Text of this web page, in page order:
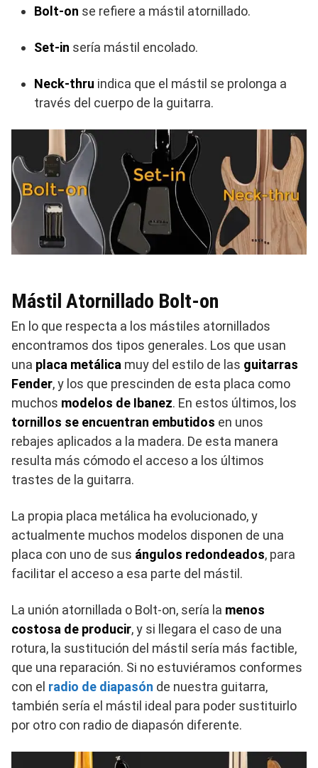
Bolt-on se refiere a mástil atornillado.
Set-in sería mástil encolado.
Neck-thru indica que el mástil se prolonga a
través del cuerpo de la guitarra.
Mástil Atornillado Bolt-on
En lo que respecta a los mástiles atornillados
encontramos dos tipos generales. Los que usan
una placa metálica muy del estilo de las guitarras
Fender, y los que prescinden de esta placa como
muchos modelos de Ibanez. En estos últimos, los
tornillos se encuentran embutidos en unos
rebajes aplicados a la madera. De esta manera
resulta más cómodo el acceso a los últimos
trastes de la guitarra.
La propia placa metálica ha evolucionado, y
actualmente muchos modelos disponen de una
placa con uno de sus ángulos redondeados, para
facilitar el acceso a esa parte del mástil.
La unión atornillada o Bolt-on, sería la menos
costosa de producir, y si llegara el caso de una
rotura, la sustitución del mástil sería más factible,
que una reparación. Si no estuviéramos conformes
con el radio de diapasón de nuestra guitarra,
también sería el mástil ideal para poder sustituirlo
por otro con radio de diapasón diferente.